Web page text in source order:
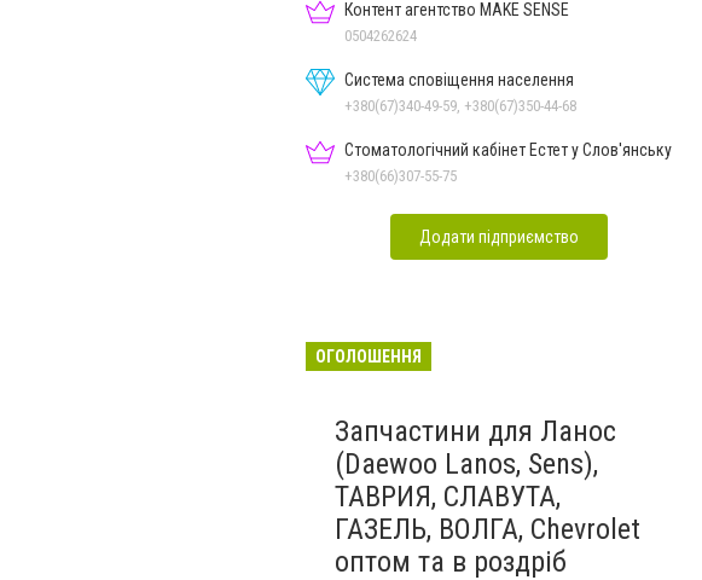
Контент агентство MAKE SENSE
0504262624
Система сповіщення населення
+380(67)340-49-59, +380(67)350-44-68
Стоматологічний кабінет Естет у Слов'янську
+380(66)307-55-75
Додати підприємство
ОГОЛОШЕННЯ
Запчастини для Ланос
(Daewoo Lanos, Sens),
ТАВРИЯ, СЛАВУТА,
ГАЗЕЛЬ, ВОЛГА, Chevrolet
оптом та в роздріб